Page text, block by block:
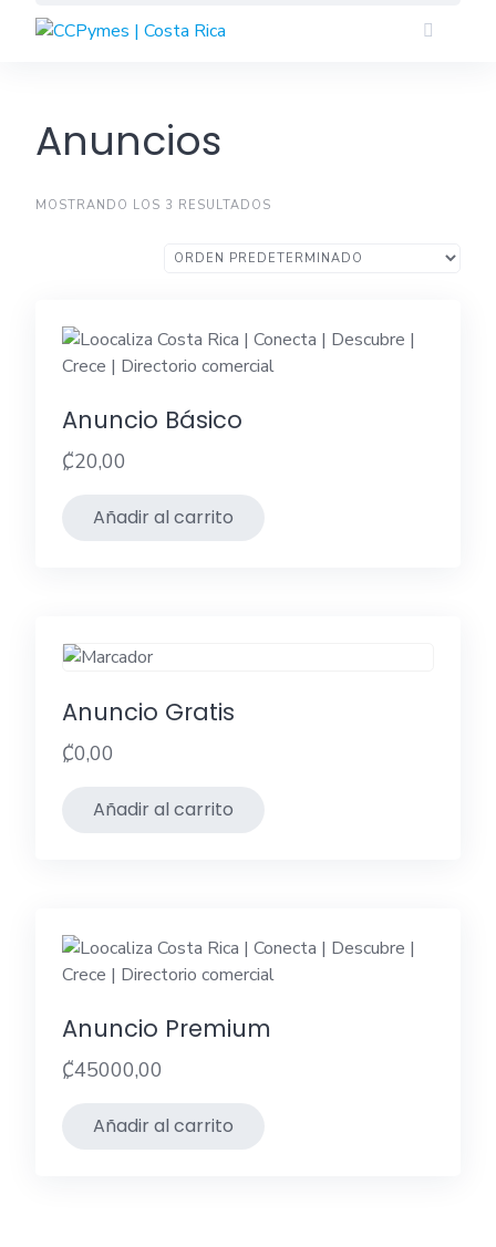
Anuncios
MOSTRANDO LOS 3 RESULTADOS
Anuncio Básico
₡20,00
Añadir al carrito
Anuncio Gratis
₡0,00
Añadir al carrito
Anuncio Premium
₡45000,00
Añadir al carrito